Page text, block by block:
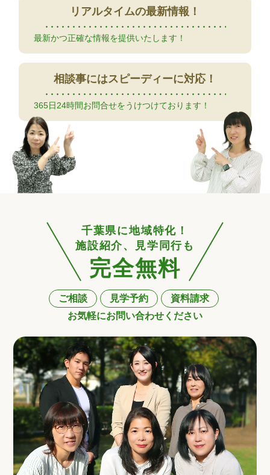
リアルタイムの最新情報！
最新かつ正確な情報を提供いたします！
相談事にはスピーディーに対応！
365日24時間お問合せをうけつけております！
千葉県に地域特化！
施設紹介、見学同行も
完全無料
ご相談 見学予約
資料請求
お気軽にお問い合わせください